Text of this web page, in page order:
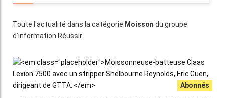
Toute l'actualité dans la catégorie Moisson du groupe
d'information Réussir.